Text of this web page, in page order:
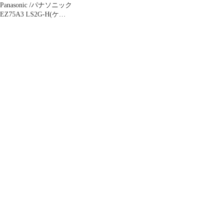
Panasonic /パナソニック
EZ75A3 LS2G-H(ケー